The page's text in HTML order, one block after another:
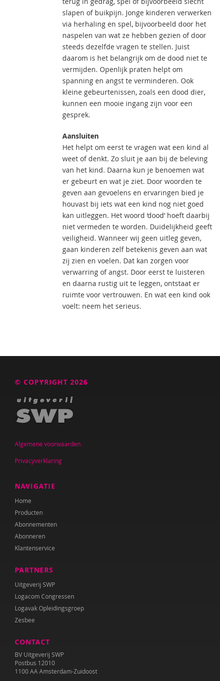
slapen of buikpijn. Jonge kinderen verwerken
via herhaling en spel, bijvoorbeeld door het
naspelen van wat ze hebben gezien of door
steeds dezelfde vragen te stellen. Juist
daarom is het belangrijk om de dood niet te
vermijden. Openlijk praten helpt om
spanning en angst te verminderen. Ook
kleine gebeurtenissen, zoals een dood dier,
kunnen een mooie ingang zijn voor een
gesprek.
Aansluiten
Het helpt om eerst te vragen wat een kind al
weet of denkt. Zo sluit je aan bij de beleving
van het kind. Daarna kun je benoemen wat
er gebeurt en wat je ziet. Door woorden te
geven aan gevoelens en ervaringen bied je
houvast bij iets wat een kind nog niet goed
kan uitleggen. Het woord ‘dood’ hoeft daarbij
niet vermeden te worden. Duidelijkheid geeft
veiligheid. Wanneer wij geen uitleg geven,
gaan kinderen zelf betekenis geven aan wat
zij zien en voelen. Dat kan zorgen voor
verwarring of angst. Door eerst te luisteren
en daarna rustig uit te leggen, ontstaat er
ruimte voor vertrouwen. En wat een kind ook
voelt: neem het serieus.
© COPYRIGHT 2026
Algemene voorwaarden
Privacyverklaring
NAVIGATIE
Home
Producten
Abonnementen
Abonneren
Klantenservice
PARTNERS
Uitgeverij SWP
Logacom Congressen
Logavak Opleidingsgroep
Zesbee
CONTACT
BV Uitgeverij SWP
Postbus 12010
1100 AA Amsterdam-Zuidoost